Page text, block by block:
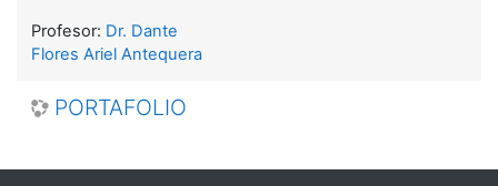
Profesor: Dr. Dante
Flores Ariel Antequera
PORTAFOLIO